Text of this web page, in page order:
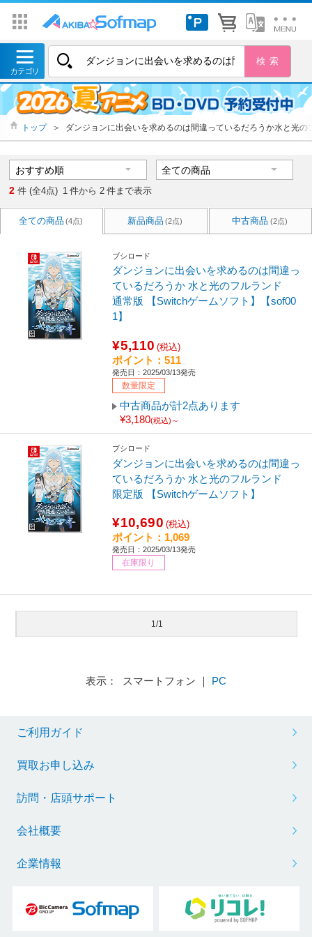
トップ ＞ ダンジョンに出会いを求めるのは間違っているだろうか水と光の
2 件 (全4点) 1 件から 2 件まで表示
全ての商品 (4点) 新品商品 (2点) 中古商品 (2点)
ブシロード
ダンジョンに出会いを求めるのは間違っ
ているだろうか 水と光のフルランド
通常版 【Switchゲームソフト】【sof00
1】
¥5,110 (税込)
ポイント：511
発売日：2025/03/13発売
数量限定
中古商品が計2点あります
¥3,180(税込)～
ブシロード
ダンジョンに出会いを求めるのは間違っ
ているだろうか 水と光のフルランド
限定版 【Switchゲームソフト】
¥10,690 (税込)
ポイント：1,069
発売日：2025/03/13発売
在庫限り
1/1
表示： スマートフォン ｜ PC
ご利用ガイド
買取お申し込み
訪問・店頭サポート
会社概要
企業情報